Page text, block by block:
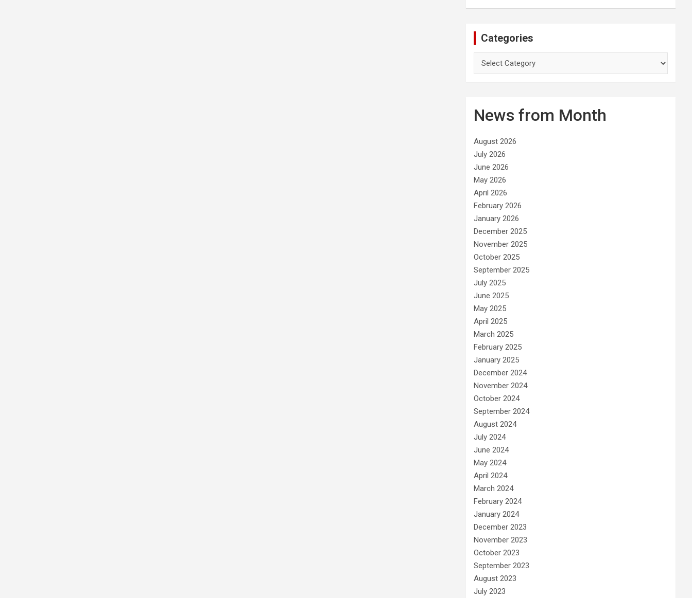
Categories
o
r
e
s
News from Month
August 2026
July 2026
June 2026
May 2026
April 2026
February 2026
January 2026
December 2025
November 2025
October 2025
September 2025
July 2025
June 2025
May 2025
April 2025
March 2025
February 2025
January 2025
December 2024
November 2024
October 2024
September 2024
August 2024
July 2024
June 2024
May 2024
April 2024
March 2024
February 2024
January 2024
December 2023
November 2023
October 2023
September 2023
August 2023
July 2023